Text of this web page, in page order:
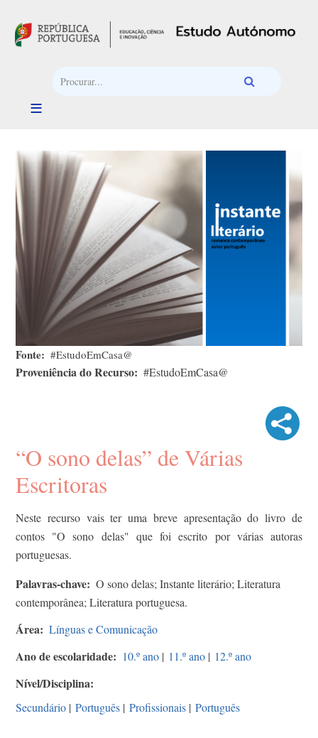
Fonte #EstudoEmCasa@
Proveniência do Recurso #EstudoEmCasa@
“O sono delas” de Várias
Escritoras
Neste recurso vais ter uma breve apresentação do livro de
contos "O sono delas" que foi escrito por várias autoras
portuguesas.
Palavras-chave
O sono delas; Instante literário; Literatura
contemporânea; Literatura portuguesa.
Área Línguas e Comunicação
Ano de escolaridade 10.º ano | 11.º ano | 12.º ano
Nível/Disciplina
Secundário | Português | Profissionais | Português